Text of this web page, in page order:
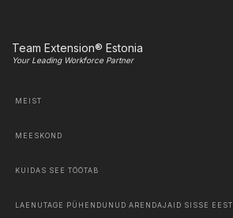
Team Extension® Estonia
Your Leading Workforce Partner
MEIST
MEESKOND
KUIDAS SEE TÖÖTAB
LAENUTAGE PÜHENDUNUD ARENDAJAID SISSE EESTI